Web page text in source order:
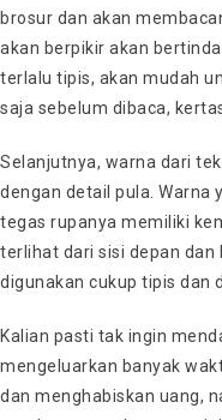
brosur dan akan
akan berpikir akan
terlalu tipis, akan mudah
saja sebelum dibaca,
Selanjutnya, warna dari
dengan detail pula. Warna
tegas rupanya memiliki
terlihat dari sisi depan dan
digunakan cukup tipis dan
Kalian pasti tak ingin
mengeluarkan banyak
dan menghabiskan uang,